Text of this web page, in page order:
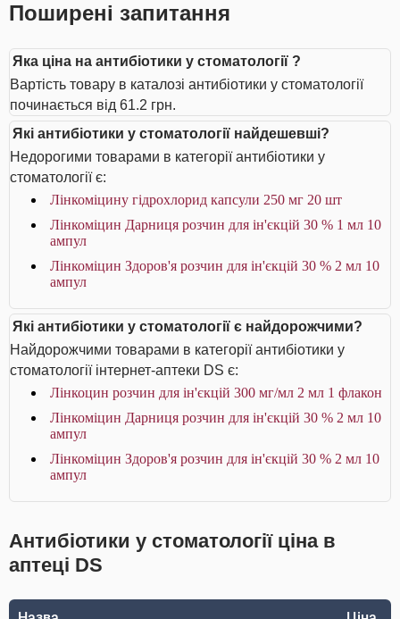
Поширені запитання
Яка ціна на антибіотики у стоматології ?
Вартість товару в каталозі антибіотики у стоматології
починається від 61.2 грн.
Які антибіотики у стоматології найдешевші?
Недорогими товарами в категорії антибіотики у
стоматології є:
Лінкоміцину гідрохлорид капсули 250 мг 20 шт
Лінкоміцин Дарниця розчин для ін'єкцій 30 % 1 мл 10
ампул
Лінкоміцин Здоров'я розчин для ін'єкцій 30 % 2 мл 10
ампул
Які антибіотики у стоматології є найдорожчими?
Найдорожчими товарами в категорії антибіотики у
стоматології інтернет-аптеки DS є:
Лінкоцин розчин для ін'єкцій 300 мг/мл 2 мл 1 флакон
Лінкоміцин Дарниця розчин для ін'єкцій 30 % 2 мл 10
ампул
Лінкоміцин Здоров'я розчин для ін'єкцій 30 % 2 мл 10
ампул
Антибіотики у стоматології ціна в
аптеці DS